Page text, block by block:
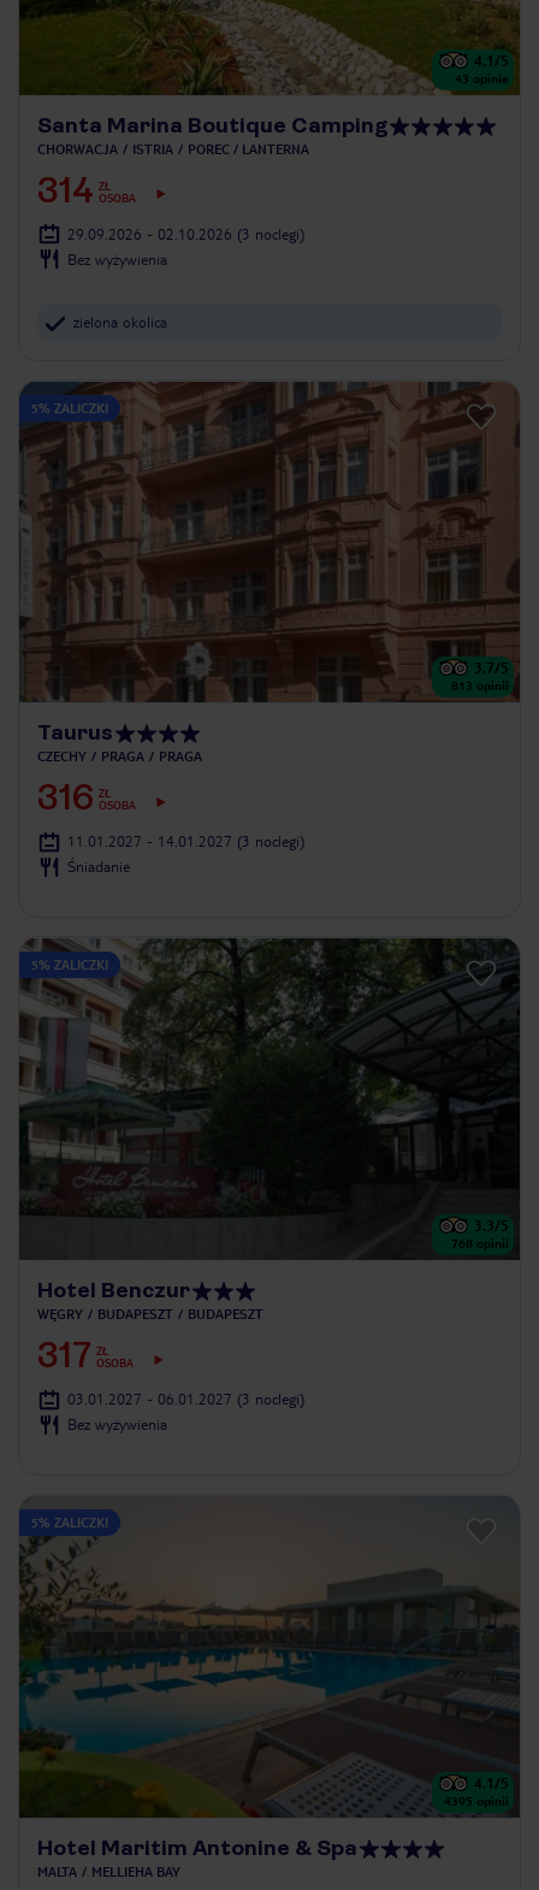
4.1/5
43 opinie
Santa Marina Boutique Camping
CHORWACJA ISTRIA POREC / LANTERNA
314 ZŁ
OSOBA
29.09.2026 - 02.10.2026 (3 noclegi)
Bez wyżywienia
zielona okolica
5% ZALICZKI
3.7/5
813 opinii
Taurus
CZECHY PRAGA PRAGA
316 ZŁ
OSOBA
11.01.2027 - 14.01.2027 (3 noclegi)
Śniadanie
5% ZALICZKI
3.3/5
768 opinii
Hotel Benczur
WĘGRY BUDAPESZT BUDAPESZT
317 ZŁ
OSOBA
03.01.2027 - 06.01.2027 (3 noclegi)
Bez wyżywienia
5% ZALICZKI
4.1/5
4395 opinii
Hotel Maritim Antonine & Spa
MALTA MELLIEHA BAY